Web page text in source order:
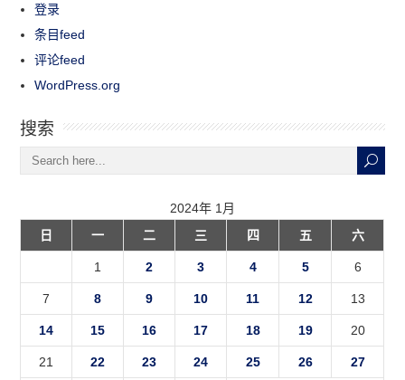
登录
条目feed
评论feed
WordPress.org
搜索
2024年 1月
日
一 二 三 四 五 六
1 2 3 4 5 6
7 8 9 10 11 12 13
14 15 16 17 18 19 20
21 22 23 24 25 26 27